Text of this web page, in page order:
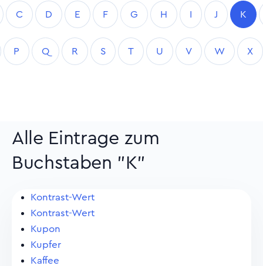
C D E F G H I J K
P Q R S T U V W X
Alle Eintrage zum
Buchstaben "K"
Kontrast-Wert
Kontrast-Wert
Kupon
Kupfer
Kaffee